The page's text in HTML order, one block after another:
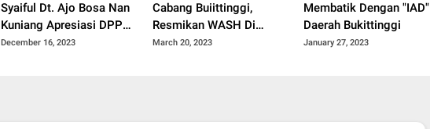
Syaiful Dt. Ajo Bosa Nan
Kuniang Apresiasi DPPN
Sarilamak atas
December 16, 2023
Cabang Buiittinggi,
Resmikan WASH Di
Kampung Maur Hilir,
March 20, 2023
Membatik Dengan "IAD"
Daerah Bukittinggi
January 27, 2023